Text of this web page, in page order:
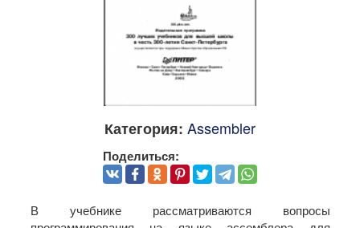
Категория: Assembler
Поделиться:
В учебнике рассматриваются вопросы